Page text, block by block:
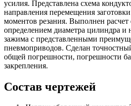
усилия. Представлена схема
направления перемещения
моментов резания. Выполнен расчет
определением диаметра цилиндра и
зажима с представленными
пневмоприводов. Сделан
общей погрешности, погрешности
закрепления.
Состав чертежей